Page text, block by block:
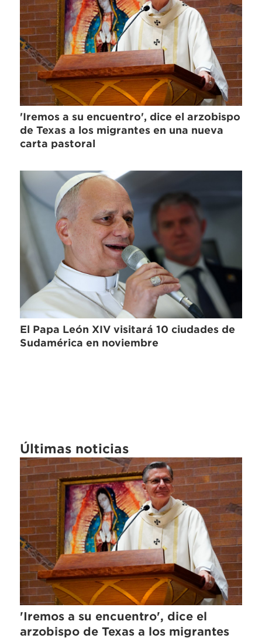
'Iremos a su encuentro', dice el arzobispo
de Texas a los migrantes en una nueva
carta pastoral
El Papa León XIV visitará 10 ciudades de
Sudamérica en noviembre
Últimas noticias
'Iremos a su encuentro', dice el
arzobispo de Texas a los migrantes